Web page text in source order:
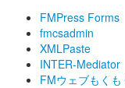
FMPress Forms
fmcsadmin
XMLPaste
INTER-Mediator
FMウェブもくも